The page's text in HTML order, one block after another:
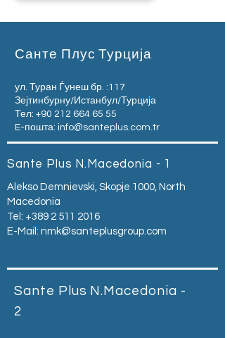
Санте Плус Турција
ул. Туран Ѓунеш бр. :117
Зејтинбурну/Истанбул/Турција
Тел: +90 212 664 65 55
E-пошта: info@santeplus.com.tr
Sante Plus N.Macedonia - 1
Alekso Demnievski, Skopje 1000, North
Macedonia
Tel: +389 2 511 2016
E-Mail: nmk@santeplusgroup.com
Sante Plus N.Macedonia -
2